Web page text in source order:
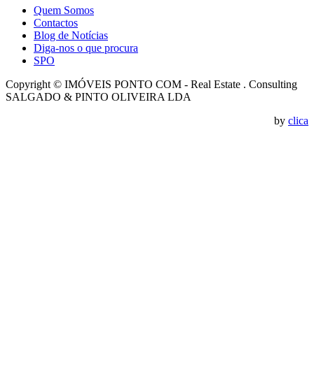
Quem Somos
Contactos
Blog de Notícias
Diga-nos o que procura
SPO
Copyright © IMÓVEIS PONTO COM - Real Estate . Consulting
SALGADO & PINTO OLIVEIRA LDA
by clica